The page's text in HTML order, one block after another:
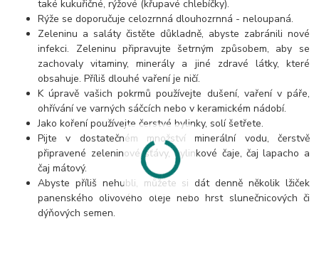
také kukuřičné, rýžové (křupavé chlebíčky).
Rýže se doporučuje celozrnná dlouhozrnná - neloupaná.
Zeleninu a saláty čistěte důkladně, abyste zabránili nové
infekci. Zeleninu připravujte šetrným způsobem, aby se
zachovaly vitaminy, minerály a jiné zdravé látky, které
obsahuje. Příliš dlouhé vaření je ničí.
K úpravě vašich pokrmů používejte dušení, vaření v páře,
ohřívání ve varných sáčcích nebo v keramickém nádobí.
Jako koření používejte čerstvé bylinky, solí šetřete.
Pijte v dostatečném množství minerální vodu, čerstvě
připravené zeleninové šťávy, bylinkové čaje, čaj lapacho a
čaj mátový.
Abyste příliš nehubli, můžete si dát denně několik lžiček
panenského olivového oleje nebo hrst slunečnicových či
dýňových semen.